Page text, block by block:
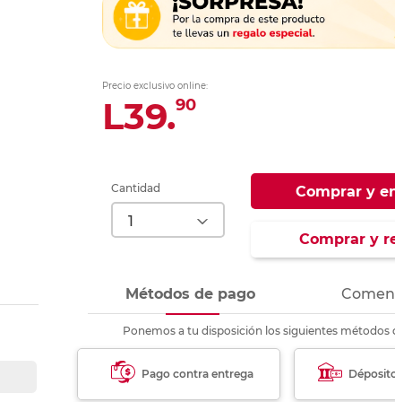
Ver más
Ver más
Ver más
Ver más
Precio exclusivo online:
L39.90
Cantidad Comprar y
Comprar y
Métodos de pago
Ponemos a tu disposición los siguientes métodos
Pago contra entrega